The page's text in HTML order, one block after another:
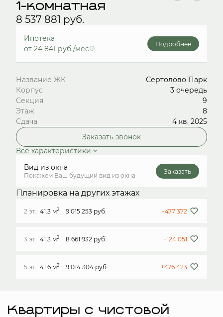
1-комнатная
8 537 881 руб.
Ипотека
от 24 841 руб./мес
Подробнее
Название ЖК
Сертолово Парк
Корпус
3 очередь
Секция
9
Этаж
8
Сдача
4 кв. 2025
Заказать звонок
Все характеристики
Вид из окна
Покажем Ваш будущий вид из окна
Заказать
Планировка на других этажах
2 эт. 41.3 м2 9 015 253 руб. +477 372
3 эт. 41.3 м2 8 661 932 руб. +124 051
5 эт. 41.6 м2 9 014 304 руб. +476 423
Квартиры с чистовой